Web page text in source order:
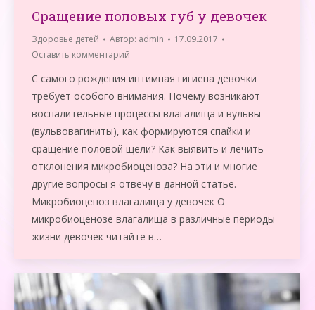
Сращение половых губ у девочек
Здоровье детей Автор: admin
17.09.2017
Оставить комментарий
С самого рождения интимная гигиена девочки
требует особого внимания. Почему возникают
воспалительные процессы влагалища и вульвы
(вульвовагиниты), как формируются спайки и
сращение половой щели? Как выявить и лечить
отклонения микробиоценоза? На эти и многие
другие вопросы я отвечу в данной статье.
Микробиоценоз влагалища у девочек О
микробиоценозе влагалища в различные периоды
жизни девочек читайте в…